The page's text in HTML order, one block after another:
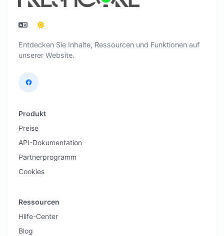
Entdecken Sie Inhalte, Ressourcen und Funktionen auf
unserer Website.
Produkt
Preise
API-Dokumentation
Partnerprogramm
Cookies
Ressourcen
Hilfe-Center
Blog